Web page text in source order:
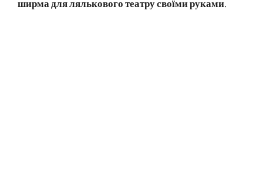
ширма для лялькового театру своїми руками.